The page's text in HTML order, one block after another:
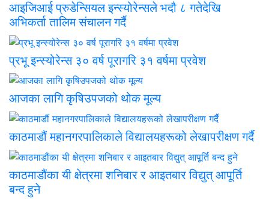
आइजिआई प्रुडेन्सियल इन्स्योरेन्सले भदौ ८ गतेदेखि
अभिकर्ता तालिम संचालन गर्दै
प्रभू इन्स्योरेन्स ३० वर्ष पूरागरि ३१ वर्षमा प्रवेश
आजका लागि कृषिउपजको थोक मूल्य
काठमाडौं महानगरपालिकाले विद्यालयहरूको लेखापरीक्षण गर्दै
काठमाडौंका यी क्षेत्रमा शनिबार र आइतबार विद्युत् आपूर्ति
बन्द हुने